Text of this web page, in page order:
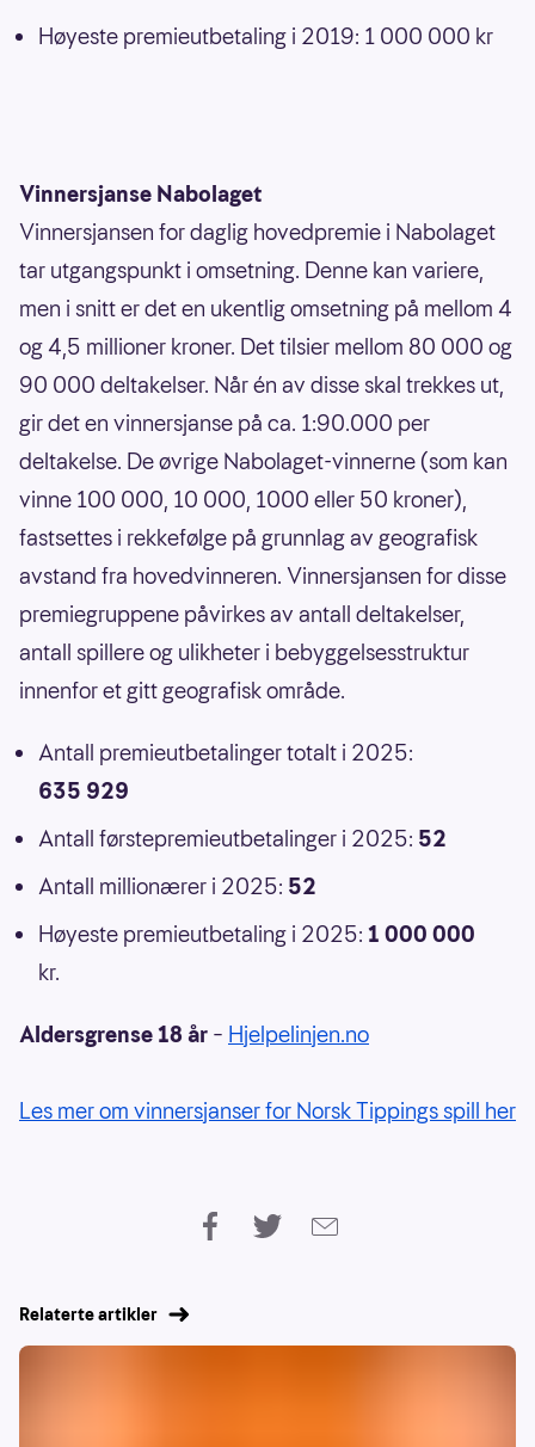
Høyeste premieutbetaling i 2019: 1 000 000 kr
Vinnersjanse Nabolaget
Vinnersjansen for daglig hovedpremie i Nabolaget
tar utgangspunkt i omsetning. Denne kan variere,
men i snitt er det en ukentlig omsetning på mellom 4
og 4,5 millioner kroner. Det tilsier mellom 80 000 og
90 000 deltakelser. Når én av disse skal trekkes ut,
gir det en vinnersjanse på ca. 1:90.000 per
deltakelse. De øvrige Nabolaget-vinnerne (som kan
vinne 100 000, 10 000, 1000 eller 50 kroner),
fastsettes i rekkefølge på grunnlag av geografisk
avstand fra hovedvinneren. Vinnersjansen for disse
premiegruppene påvirkes av antall deltakelser,
antall spillere og ulikheter i bebyggelsesstruktur
innenfor et gitt geografisk område.
Antall premieutbetalinger totalt i 2025:
635 929
Antall førstepremieutbetalinger i 2025: 52
Antall millionærer i 2025: 52
Høyeste premieutbetaling i 2025: 1 000 000
kr.
Aldersgrense 18 år – Hjelpelinjen.no
Les mer om vinnersjanser for Norsk Tippings spill her
Relaterte artikler